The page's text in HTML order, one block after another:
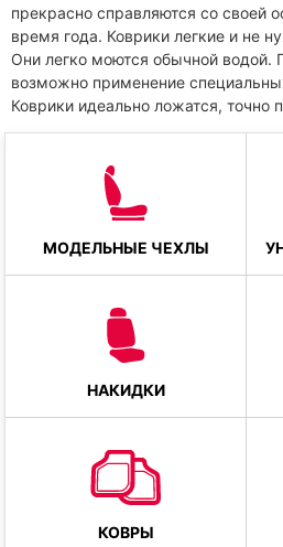
прекрасно справляются со своей
время года. Коврики легкие и не
Они легко моются обычной водой.
возможно применение
Коврики идеально ложатся, точно
МОДЕЛЬНЫЕ ЧЕХЛЫ
НАКИДКИ
КОВРЫ